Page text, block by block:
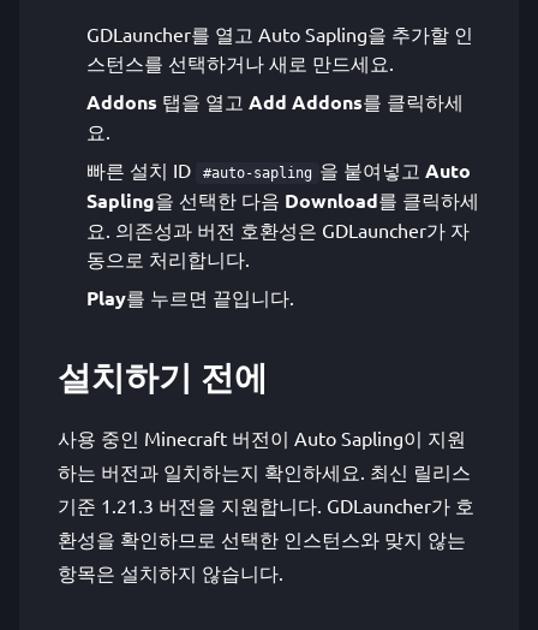
GDLauncher를 열고 Auto Sapling을 추가할 인
스턴스를 선택하거나 새로 만드세요.
Addons 탭을 열고 Add Addons를 클릭하세
요.
빠른 설치 ID
#auto-sapling 을 붙여넣고 Auto
Sapling을 선택한 다음 Download를 클릭하세
요. 의존성과 버전 호환성은 GDLauncher가 자
동으로 처리합니다.
Play를 누르면 끝입니다.
설치하기 전에
사용 중인 Minecraft 버전이 Auto Sapling이 지원
하는 버전과 일치하는지 확인하세요. 최신 릴리스
기준 1.21.3 버전을 지원합니다. GDLauncher가 호
환성을 확인하므로 선택한 인스턴스와 맞지 않는
항목은 설치하지 않습니다.